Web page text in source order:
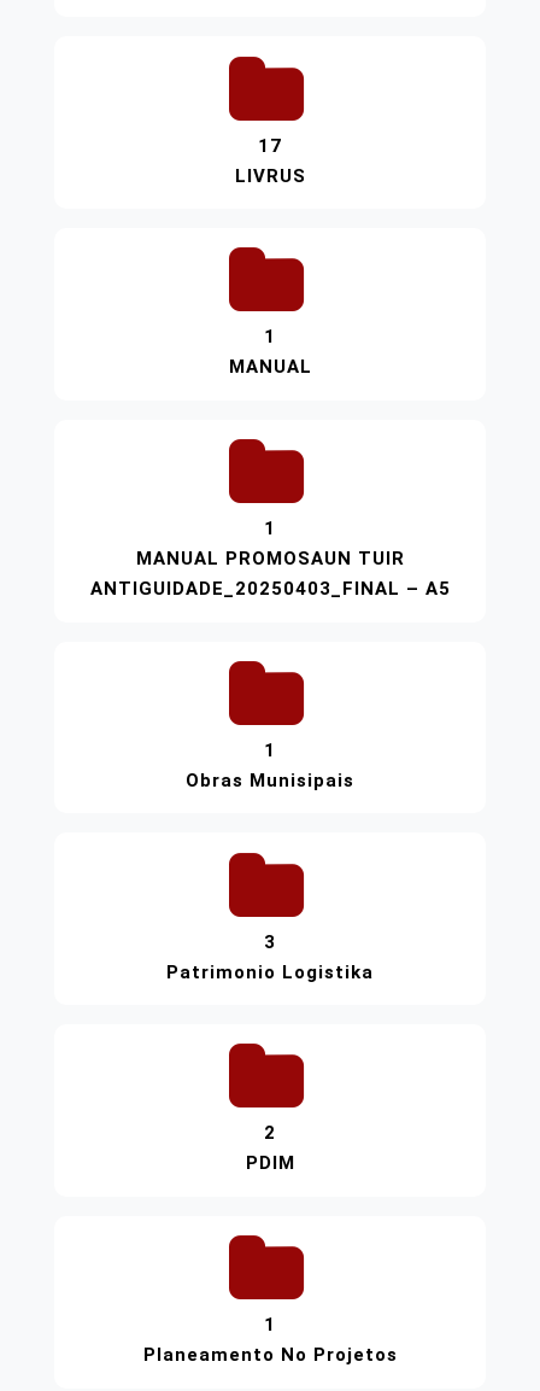
17
LIVRUS
1
MANUAL
1
MANUAL PROMOSAUN TUIR
ANTIGUIDADE_20250403_FINAL – A5
1
Obras Munisipais
3
Patrimonio Logistika
2
PDIM
1
Planeamento No Projetos